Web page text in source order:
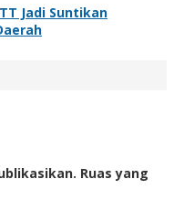
Jadi Suntikan
Ruas yang